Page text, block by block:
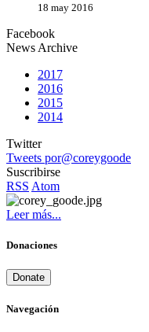
18 may 2016
Facebook
News Archive
2017
2016
2015
2014
Twitter
Tweets por@coreygoode
Suscribirse
RSS Atom
Leer más...
Donaciones
Donate
Navegación